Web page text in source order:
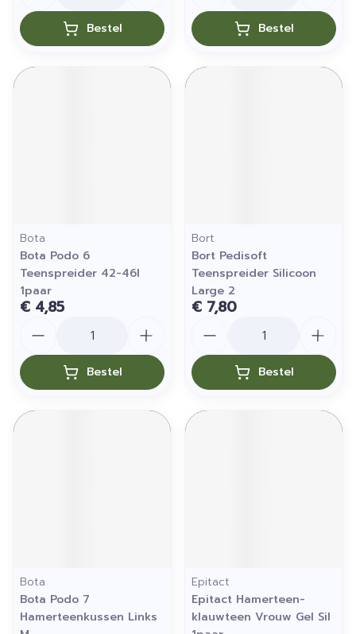
Bestel Bestel
Bota
Bota Podo 6
Teenspreider 42-46l
1paar
€ 4,85
Bestel
Bort
Bort Pedisoft
Teenspreider Silicoon
Large 2
€ 7,80
Bestel
Bota
Bota Podo 7
Hamerteenkussen Links
Epitact
Epitact Hamerteen-
klauwteen Vrouw Gel Sil